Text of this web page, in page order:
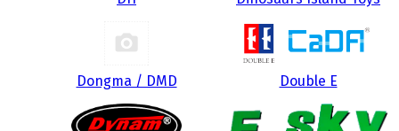
Dongma / DMD Double E